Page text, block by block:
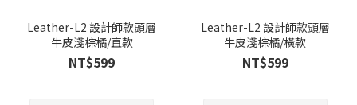
Leather-L2 設計師款頭層
牛皮淺棕橘/直款
NT$599
Leather-L2 設計師款頭層
牛皮淺棕橘/橫款
NT$599